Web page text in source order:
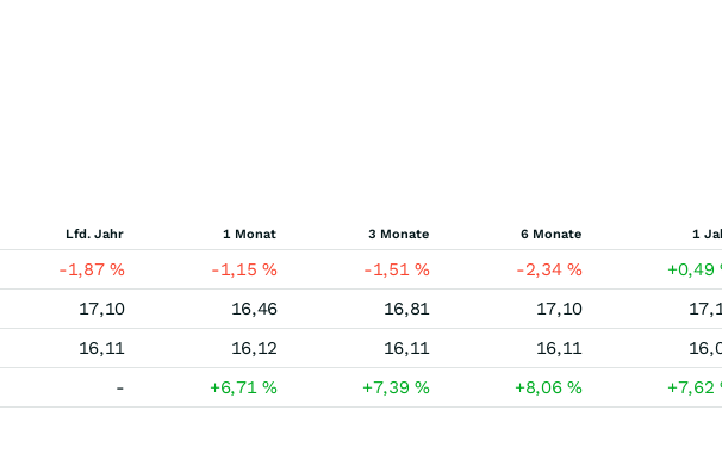
Lfd. Jahr 1 Monat 3 Monate 6 Monate 1
-1,87% -1,15% -1,51% -2,34% +0,49
17,10 16,46 16,81 17,10
16,11 16,12 16,11 16,11
- +6,71% +7,39% +8,06% +7,62